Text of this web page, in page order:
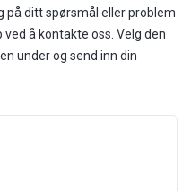
på ditt spørsmål eller problem
å kontakte oss. Velg den
under og send inn din